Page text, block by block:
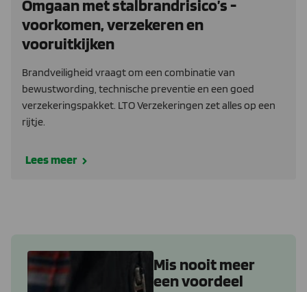
Omgaan met stalbrandrisico’s -
voorkomen, verzekeren en
vooruitkijken
Brandveiligheid vraagt om een combinatie van
bewustwording, technische preventie en een goed
verzekeringspakket. LTO Verzekeringen zet alles op een
rijtje.
Lees meer
Mis nooit meer
een voordeel